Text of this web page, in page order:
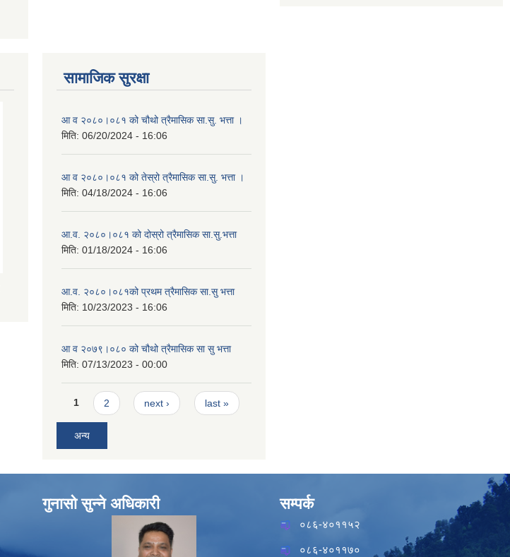
सामाजिक सुरक्षा
आ व २०८०।०८१ को चौथो त्रैमासिक सा.सु. भत्ता ।
मिति: 06/20/2024 - 16:06
आ व २०८०।०८१ को तेस्रो त्रैमासिक सा.सु. भत्ता ।
मिति: 04/18/2024 - 16:06
आ.व. २०८०।०८१ को दोस्रो त्रैमासिक सा.सु.भत्ता
मिति: 01/18/2024 - 16:06
आ.व. २०८०।०८१को प्रथम त्रैमासिक सा.सु भत्ता
मिति: 10/23/2023 - 16:06
आ व २०७९।०८० को चौथो त्रैमासिक सा सु भत्ता
मिति: 07/13/2023 - 00:00
Pages
1 2 next › last »
अन्य
गुनासो सुन्ने अधिकारी सम्पर्क
०८६-४०११५२
०८६-४०११७०